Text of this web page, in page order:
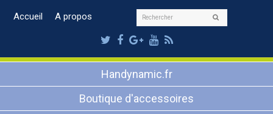
Accueil A propos Rechercher
Twitter
Facebook
Google
Plus
Youtube
RSS
Handynamic.fr
Boutique d'accessoires